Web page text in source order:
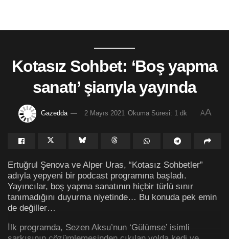
Kotasız Sohbet: ‘Boş yapma
sanatı’ şiarıyla yayında
Gazedda 2 Mayıs 2021 Okuma Süresi: 1 dk AA
Ertuğrul Şenova ve Alper Uras, “Kotasız Sohbetler”
adıyla yepyeni bir podcast programına başladı.
Yayıncılar, boş yapma sanatının hiçbir türlü sınır
tanımadığını duyurma niyetinde… Bu konuda pek emin
de değiller…
İlk programda, Sezen Aksu’nun ‘Gülümse’ isimli